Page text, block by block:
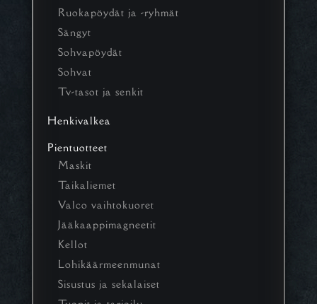
Ruokapöydät ja -ryhmät
Sängyt
Sohvapöydät
Sohvat
Tv-tasot ja senkit
Henkivalkea
Pientuotteet
Maskit
Taikaliemet
Valco vaihtokuoret
Jääkaappimagneetit
Kellot
Lohikäärmeenmunat
Sisustus ja sekalaiset